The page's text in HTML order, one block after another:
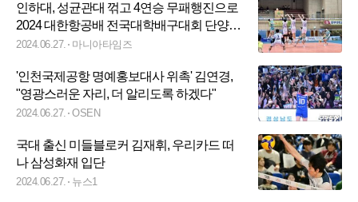
인하대, 성균관대 꺾고 4연승 무패행진으로
2024 대한항공배 전국대학배구대회 단양대
회 4강 확정
2024.06.27. 마니아타임즈
'인천국제공항 명예홍보대사 위촉' 김연경,
"영광스러운 자리, 더 알리도록 하겠다"
2024.06.27. OSEN
국대 출신 미들블로커 김재휘, 우리카드 떠
나 삼성화재 입단
2024.06.27. 뉴스1